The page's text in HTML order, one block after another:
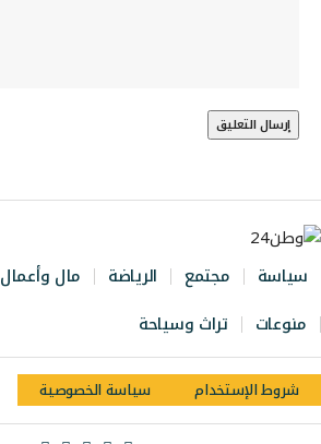
سياسة مجتمع الرياضة مال وأعمال
منوعات
تراث وسياحة
شروط الإستخدام سياسة الخصوصية